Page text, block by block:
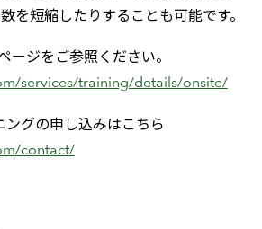
を短縮したりすることも可能です。
ージをご参照ください。
services/training/details/onsite/
ングの申し込みはこちら
contact/